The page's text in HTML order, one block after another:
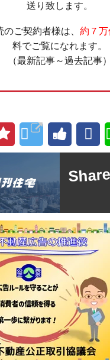
送り致します。
ご契約者様は、 約７
料でご覧になれます。
（最新記事～過去記事）